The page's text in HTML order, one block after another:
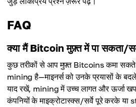
FAQ
क्या मैं Bitcoin मुफ़्त में पा सकता/
कुछ तरीकों से आप मुफ़्त Bitcoins कमा
mining है—माइनर्स को उनके प्रयासों के बदले
याद रखें, mining में उच्च लागत और ऊर्जा
कंपनियों के माइक्रोटास्क्स/सर्वे पूरे करके या